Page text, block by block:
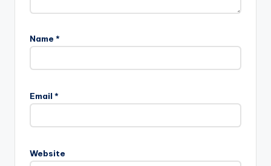
Name *
Email *
Website
l
t
a